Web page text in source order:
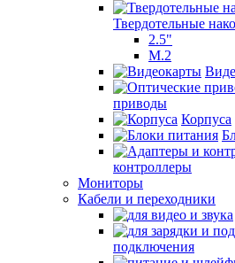
Твердотельные
2.5"
M.2
приводы
Корпуса
контроллеры
Мониторы
Кабели и переходники
подключения